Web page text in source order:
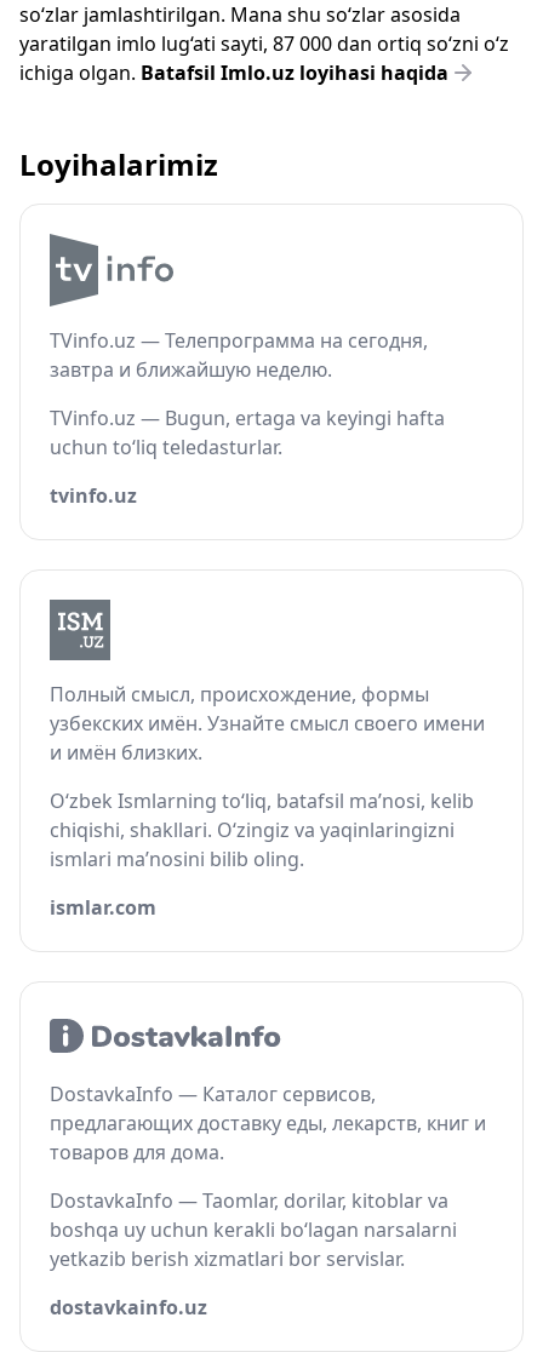
so‘zlar jamlashtirilgan. Mana shu so‘zlar asosida
yaratilgan imlo lug‘ati sayti, 87 000 dan ortiq so‘zni o‘z
ichiga olgan. Batafsil Imlo.uz loyihasi haqida
Loyihalarimiz
TVinfo.uz — Телепрограмма на сегодня,
завтра и ближайшую неделю.
TVinfo.uz — Bugun, ertaga va keyingi hafta
uchun to‘liq teledasturlar.
tvinfo.uz
Полный смысл, происхождение, формы
узбекских имён. Узнайте смысл своего имени
и имён близких.
O‘zbek Ismlarning to‘liq, batafsil ma’nosi, kelib
chiqishi, shakllari. O‘zingiz va yaqinlaringizni
ismlari ma’nosini bilib oling.
ismlar.com
DostavkaInfo — Каталог сервисов,
предлагающих доставку еды, лекарств, книг и
товаров для дома.
DostavkaInfo — Taomlar, dorilar, kitoblar va
boshqa uy uchun kerakli bo‘lagan narsalarni
yetkazib berish xizmatlari bor servislar.
dostavkainfo.uz